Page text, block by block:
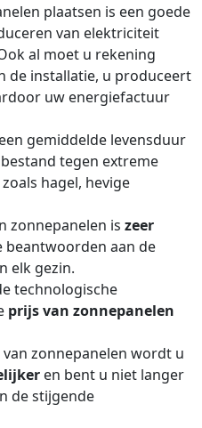
plaatsen is een goede
van elektriciteit
al moet u rekening
de installatie, u produceert
uw energiefactuur
gemiddelde levensduur
tegen extreme
hagel, hevige
zonnepanelen is zeer
beantwoorden aan de
elk gezin.
technologische
prijs van zonnepanelen
zonnepanelen wordt u
en bent u niet langer
de stijgende